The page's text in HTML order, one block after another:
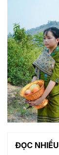
ĐỌC NHIỀU